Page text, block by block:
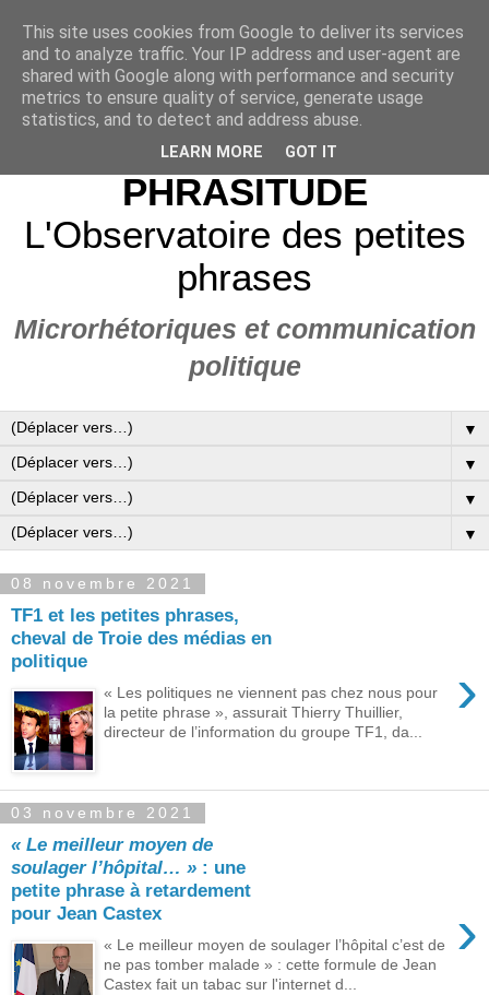
PHRASITUDE
L'Observatoire des petites
phrases
Microrhétoriques et communication
politique
▼
▼
▼
▼
08 novembre 2021
TF1 et les petites phrases,
cheval de Troie des médias en
politique
›
« Les politiques ne viennent pas chez nous pour
la petite phrase », assurait Thierry Thuillier,
directeur de l’information du groupe TF1, da...
03 novembre 2021
« Le meilleur moyen de
soulager l’hôpital… » : une
petite phrase à retardement
pour Jean Castex
›
« Le meilleur moyen de soulager l’hôpital c’est de
ne pas tomber malade » : cette formule de Jean
Castex fait un tabac sur l'internet d...
This site uses cookies from Google to deliver its services
and to analyze traffic. Your IP address and user-agent are
shared with Google along with performance and security
metrics to ensure quality of service, generate usage
statistics, and to detect and address abuse.
LEARN MORE GOT IT